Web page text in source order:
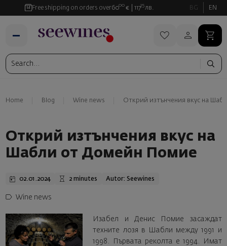
Free shipping on orders over6000 € 11735 лв. BG EN
Home Blog Wine news Открий изтънчения вкус на
Открий изтънчения вкус на
Шабли от Домейн Помие
02.01.2024 2 minutes Autor: Seewines
Wine news
Изабел и Денис Помие засаждат
техните лозя в Шабли между 1991 и
1998. Първата реколта е 1994. Имат